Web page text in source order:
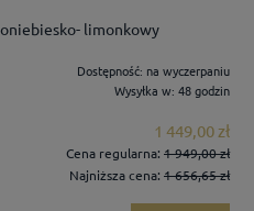
limonkowy
Dostępność: na wyczerpaniu
Wysyłka w: 48 godzin
1 449,00 zł
Cena regularna: 1 949,00 zł
Najniższa cena: 1 656,65 zł